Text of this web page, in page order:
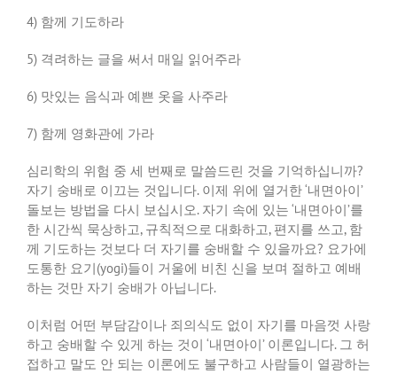
4) 함께 기도하라
5) 격려하는 글을 써서 매일 읽어주라
6) 맛있는 음식과 예쁜 옷을 사주라
7) 함께 영화관에 가라
심리학의 위험 중 세 번째로 말씀드린 것을 기억하십니까?
자기 숭배로 이끄는 것입니다. 이제 위에 열거한‘내면아이’
돌보는 방법을 다시 보십시오. 자기 속에 있는 ‘내면아이’를
한 시간씩 묵상하고, 규칙적으로 대화하고, 편지를 쓰고, 함
께 기도하는 것보다 더 자기를 숭배할 수 있을까요? 요가에
도통한 요기(yogi)들이 거울에 비친 신을 보며 절하고 예배
하는 것만 자기 숭배가 아닙니다.
이처럼 어떤 부담감이나 죄의식도 없이 자기를 마음껏 사랑
하고 숭배할 수 있게 하는 것이 ‘내면아이’ 이론입니다. 그 허
접하고 말도 안 되는 이론에도 불구하고 사람들이 열광하는